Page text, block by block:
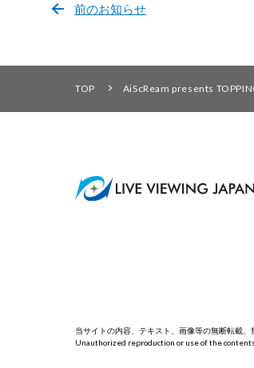
前のお知らせ
TOP AiScReam presents
当サイトの内容、テキスト、画像等の無断転載、
Unauthorized reproduction or use of the